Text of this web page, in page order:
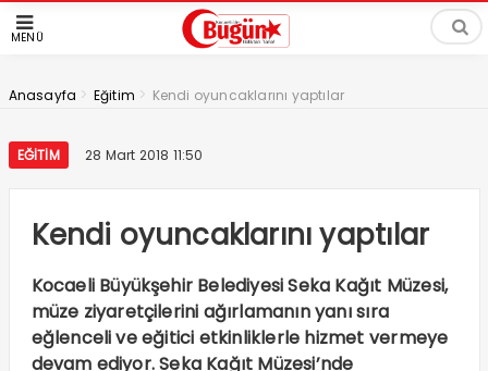
MENÜ
Anasayfa > Eğitim > Kendi oyuncaklarını yaptılar
EĞITIM 28 Mart 2018 11:50
Kendi oyuncaklarını yaptılar
Kocaeli Büyükşehir Belediyesi Seka Kağıt Müzesi,
müze ziyaretçilerini ağırlamanın yanı sıra
eğlenceli ve eğitici etkinliklerle hizmet vermeye
devam ediyor. Seka Kağıt Müzesi’nde